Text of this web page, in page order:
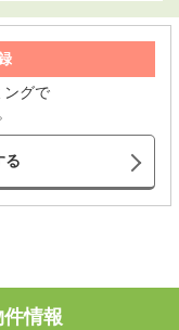
ングで
る
情報